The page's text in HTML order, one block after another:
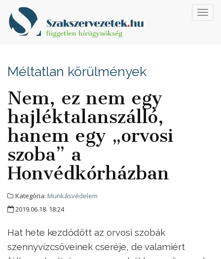
Méltatlan körülmények
Nem, ez nem egy
hajléktalanszálló,
hanem egy „orvosi
szoba” a
Honvédkórházban
Kategória: Munkásvédelem
2019.06.18. 18:24
Hat hete kezdődött az orvosi szobák
szennyvízcsöveinek cseréje, de valamiért